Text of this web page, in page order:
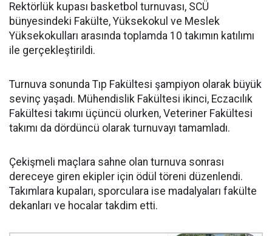
Rektörlük kupası basketbol turnuvası, SCÜ
bünyesindeki Fakülte, Yüksekokul ve Meslek
Yüksekokulları arasında toplamda 10 takımın katılımı
ile gerçekleştirildi.
Turnuva sonunda Tıp Fakültesi şampiyon olarak büyük
sevinç yaşadı. Mühendislik Fakültesi ikinci, Eczacılık
Fakültesi takımı üçüncü olurken, Veteriner Fakültesi
takımı da dördüncü olarak turnuvayı tamamladı.
Çekişmeli maçlara sahne olan turnuva sonrası
dereceye giren ekipler için ödül töreni düzenlendi.
Takımlara kupaları, sporculara ise madalyaları fakülte
dekanları ve hocalar takdim etti.